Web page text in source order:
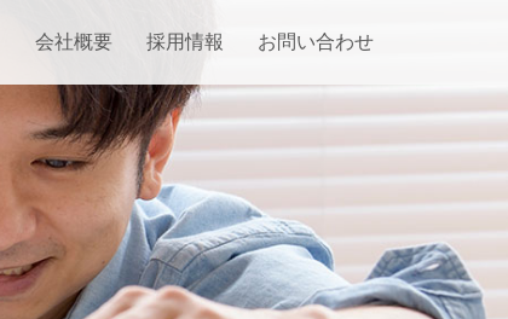
会社概要 採用情報 お問い合わせ